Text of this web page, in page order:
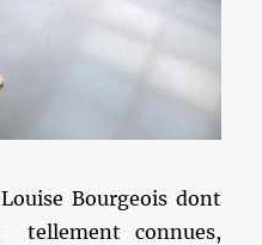
Bourgeois dont
tellement connues,